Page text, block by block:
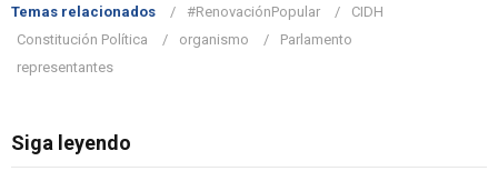
Temas relacionados #RenovaciónPopular
CIDH
Constitución Política
organismo
Parlamento
representantes
Siga leyendo